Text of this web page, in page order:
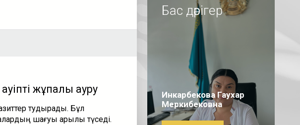
жұқпалы ауру
тудырады. Бұл
шағуы арқылы түседі.
Бас дәрігер
Инкарбекова Гаухар
Меркибековна